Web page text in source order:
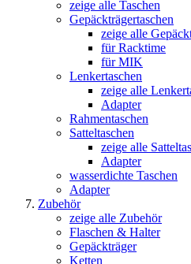
zeige alle Taschen
Gepäckträgertaschen
zeige alle
für Racktime
für MIK
Lenkertaschen
zeige alle
Adapter
Rahmentaschen
Satteltaschen
zeige alle
Adapter
wasserdichte Taschen
Adapter
Zubehör
zeige alle Zubehör
Flaschen & Halter
Gepäckträger
Ketten